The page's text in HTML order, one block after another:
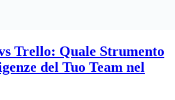
Trello: Quale Strumento
del Tuo Team nel